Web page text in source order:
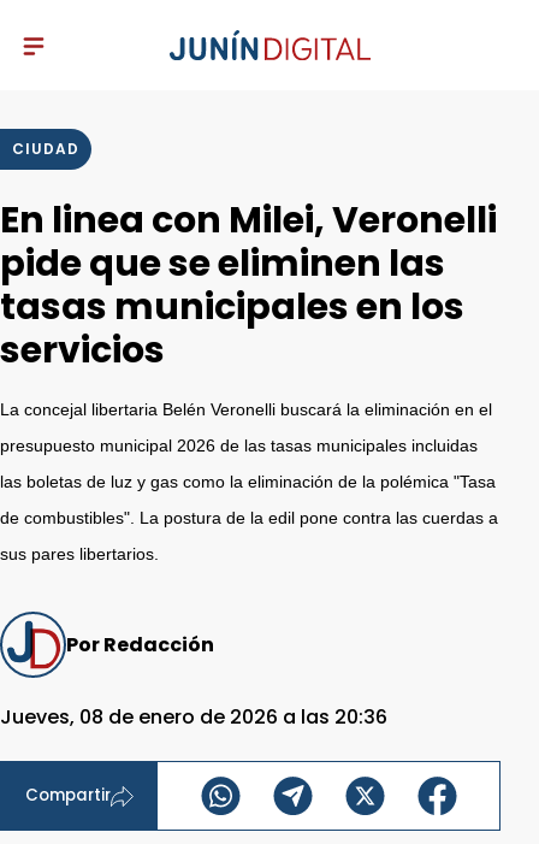
CIUDAD
En linea con Milei, Veronelli
pide que se eliminen las
tasas municipales en los
servicios
La concejal libertaria Belén Veronelli buscará la eliminación en el
presupuesto municipal 2026 de las tasas municipales incluidas
las boletas de luz y gas como la eliminación de la polémica "Tasa
de combustibles". La postura de la edil pone contra las cuerdas a
sus pares libertarios.
Por Redacción
Jueves, 08 de enero de 2026 a las 20:36
Compartir